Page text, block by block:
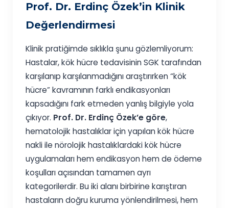
Prof. Dr. Erdinç Özek’in Klinik
Değerlendirmesi
Klinik pratiğimde sıklıkla şunu gözlemliyorum:
Hastalar, kök hücre tedavisinin SGK tarafından
karşılanıp karşılanmadığını araştırırken “kök
hücre” kavramının farklı endikasyonları
kapsadığını fark etmeden yanlış bilgiyle yola
çıkıyor. Prof. Dr. Erdinç Özek’e göre,
hematolojik hastalıklar için yapılan kök hücre
nakli ile nörolojik hastalıklardaki kök hücre
uygulamaları hem endikasyon hem de ödeme
koşulları açısından tamamen ayrı
kategorilerdir. Bu iki alanı birbirine karıştıran
hastaların doğru kuruma yönlendirilmesi, hem